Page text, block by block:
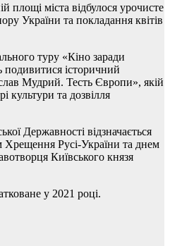
площі міста відбулося урочисте
України та покладання квітів
туру «Кіно заради
подивитися історичний
Мудрий. Тесть Європи», якій
культури та дозвілля
Державності відзначається
Хрещення Русі-України та днем
Київського князя
у 2021 році.